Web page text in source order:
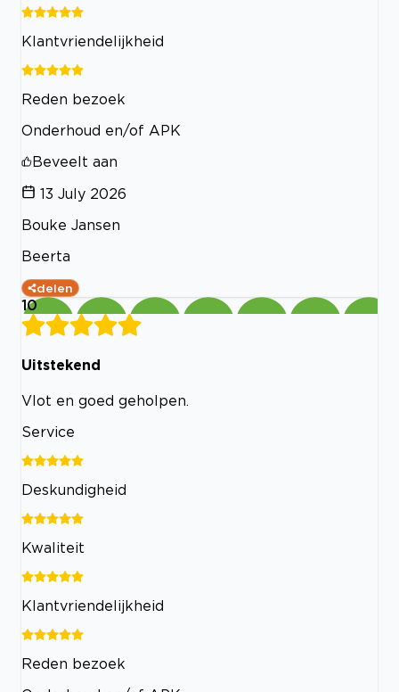
Klantvriendelijkheid
Reden bezoek
Onderhoud en/of APK
Beveelt aan
13 July 2026
Bouke Jansen
Beerta
delen
10
Uitstekend
Vlot en goed geholpen.
Service
Deskundigheid
Kwaliteit
Klantvriendelijkheid
Reden bezoek